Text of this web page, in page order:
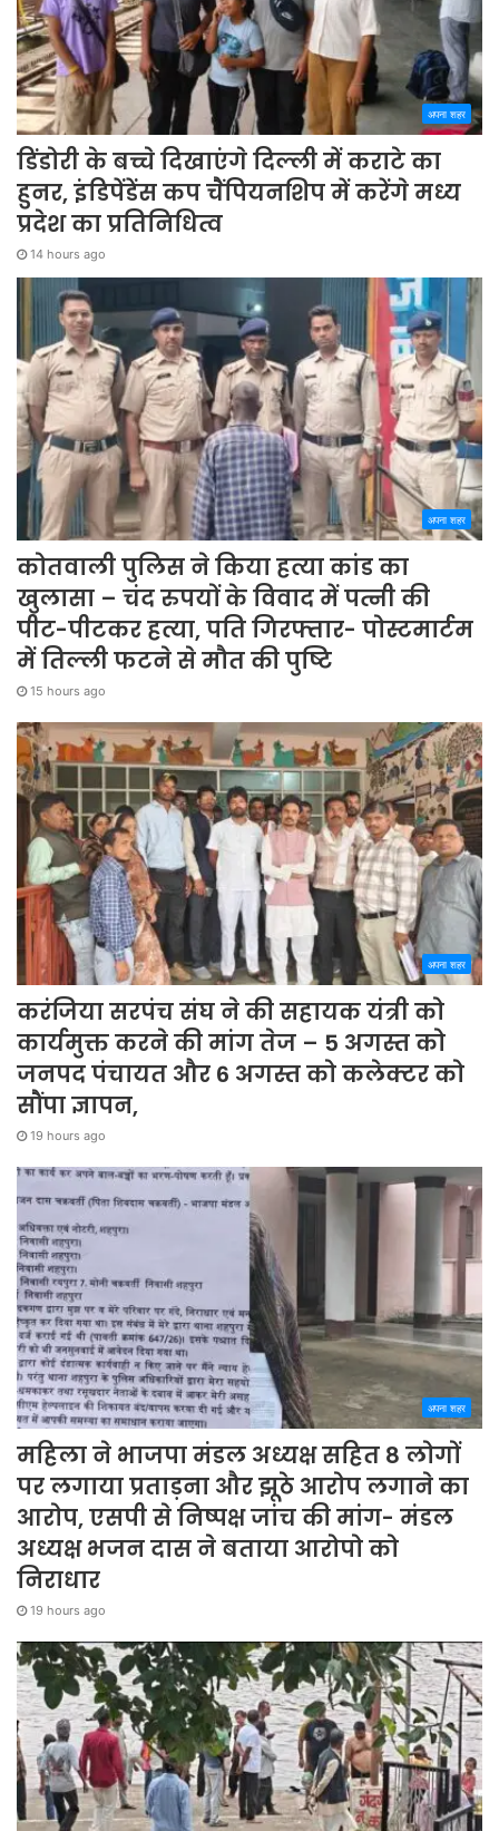
अपना शहर
डिंडोरी के बच्चे दिखाएंगे दिल्ली में कराटे का
हुनर, इंडिपेंडेंस कप चैंपियनशिप में करेंगे मध्य
प्रदेश का प्रतिनिधित्व
14 hours ago
अपना शहर
कोतवाली पुलिस ने किया हत्या कांड का
खुलासा – चंद रुपयों के विवाद में पत्नी की
पीट-पीटकर हत्या, पति गिरफ्तार- पोस्टमार्टम
में तिल्ली फटने से मौत की पुष्टि
15 hours ago
अपना शहर
करंजिया सरपंच संघ ने की सहायक यंत्री को
कार्यमुक्त करने की मांग तेज – 5 अगस्त को
जनपद पंचायत और 6 अगस्त को कलेक्टर को
सौंपा ज्ञापन,
19 hours ago
अपना शहर
महिला ने भाजपा मंडल अध्यक्ष सहित 8 लोगों
पर लगाया प्रताड़ना और झूठे आरोप लगाने का
आरोप, एसपी से निष्पक्ष जांच की मांग- मंडल
अध्यक्ष भजन दास ने बताया आरोपो को
निराधार
19 hours ago